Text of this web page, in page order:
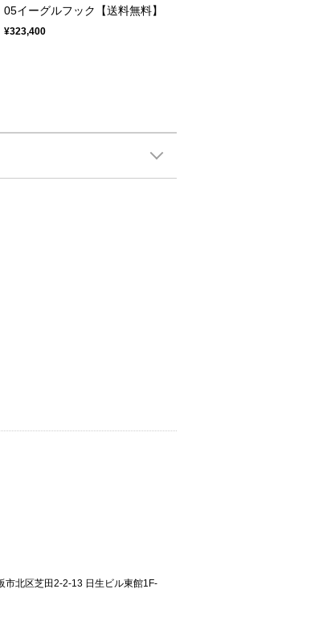
05イーグルフック【送料無料】
¥323,400
市北区芝田2-2-13 日生ビル東館1F-